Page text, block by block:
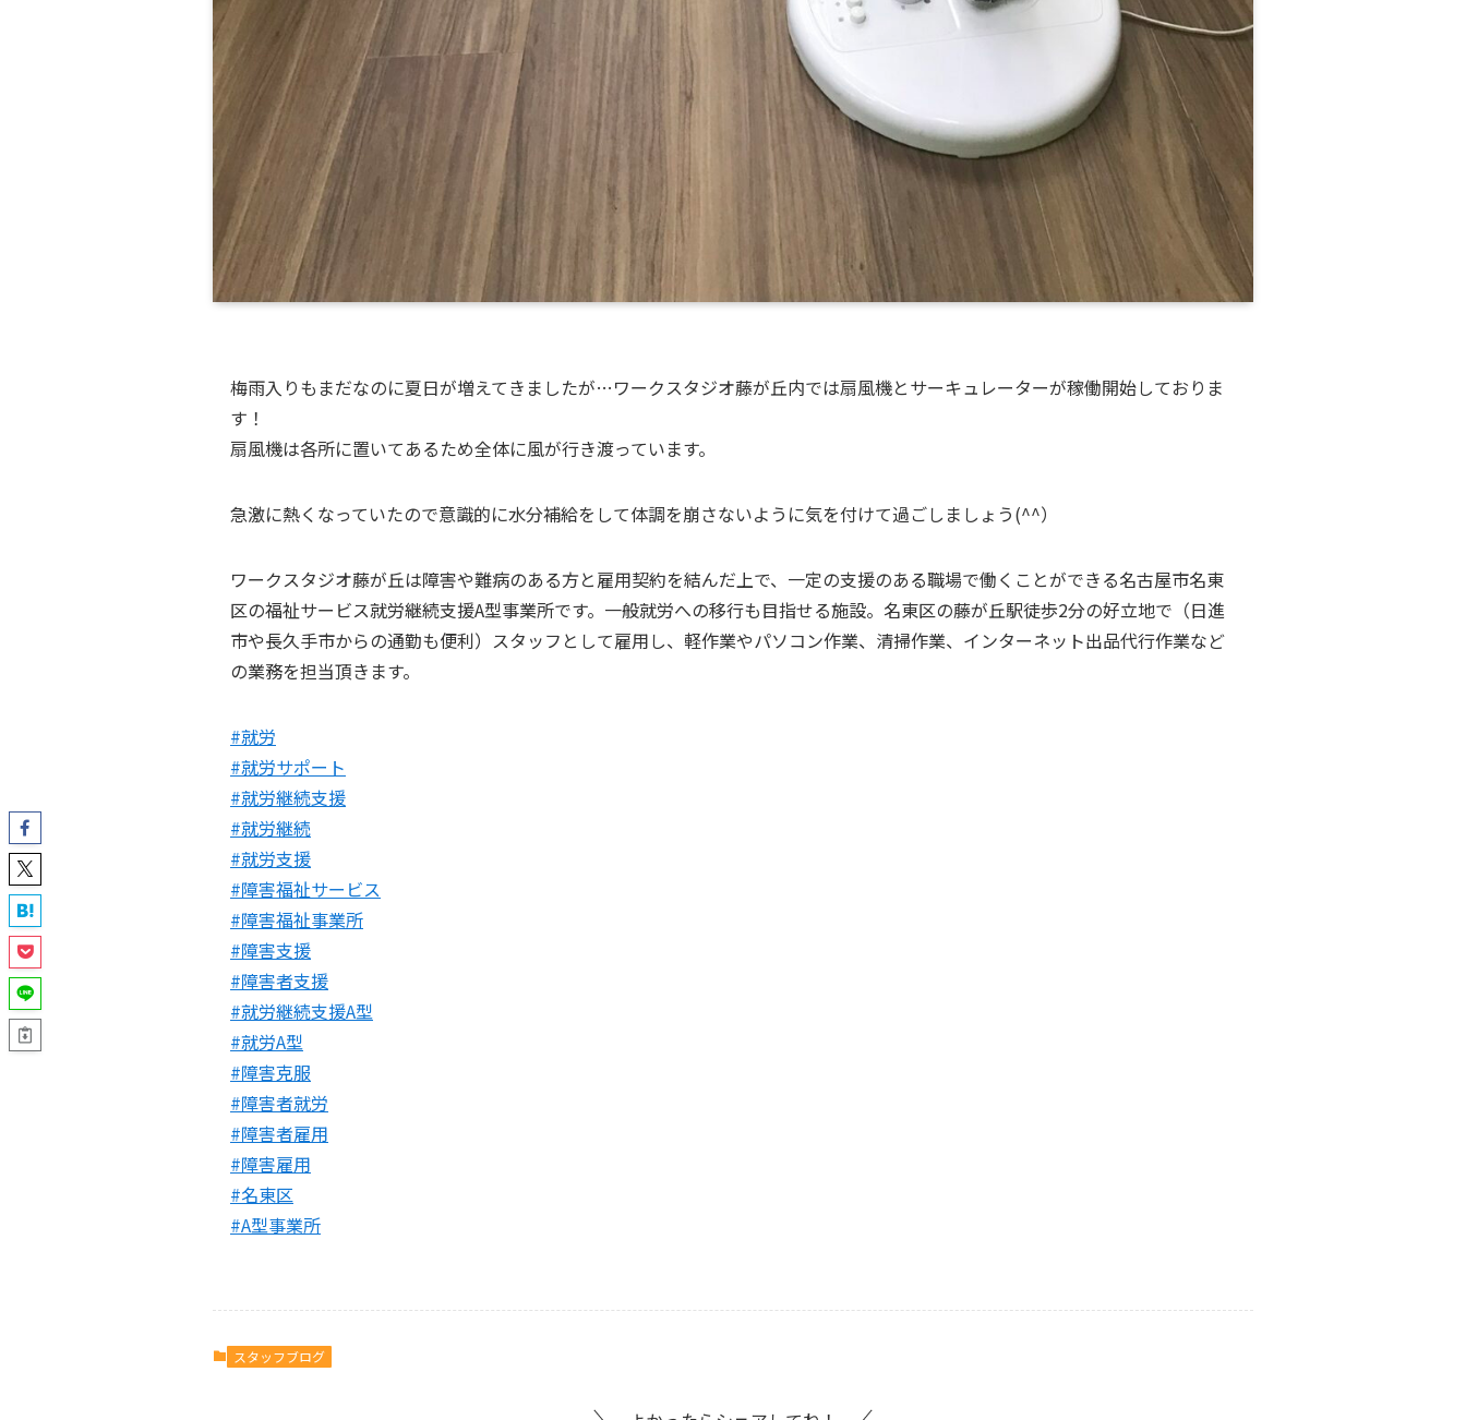
梅雨入りもまだなのに夏日が増えてきましたが…ワークスタジオ藤が丘内では扇風機とサーキュレーターが稼働開始しておりま
す！
扇風機は各所に置いてあるため全体に風が行き渡っています。
急激に熱くなっていたので意識的に水分補給をして体調を崩さないように気を付けて過ごしましょう(^^）
ワークスタジオ藤が丘は障害や難病のある方と雇用契約を結んだ上で、一定の支援のある職場で働くことができる名古屋市名東
区の福祉サービス就労継続支援A型事業所です。一般就労への移行も目指せる施設。名東区の藤が丘駅徒歩2分の好立地で（日進
市や長久手市からの通勤も便利）スタッフとして雇用し、軽作業やパソコン作業、清掃作業、インターネット出品代行作業など
の業務を担当頂きます。
#就労
#就労サポート
#就労継続支援
#就労継続
#就労支援
#障害福祉サービス
#障害福祉事業所
#障害支援
#障害者支援
#就労継続支援A型
#就労A型
#障害克服
#障害者就労
#障害者雇用
#障害雇用
#名東区
#A型事業所
スタッフブログ